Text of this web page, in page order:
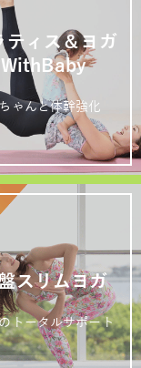
ティス＆ヨガ
WithBaby
ゃんと体幹強化
スリムヨガ
トータルサポート